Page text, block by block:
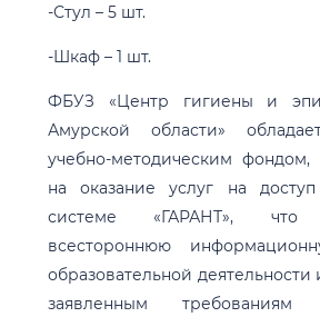
-Стул – 5 шт.
-Шкаф – 1 шт.
ФБУЗ «Центр гигиены и
Амурской области»
учебно-методическим
на оказание услуг на
системе «ГАРАНТ», что
всестороннюю
образовательной деятельности
заявленным требованиям